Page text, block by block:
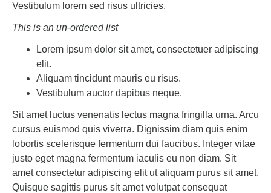
Vestibulum lorem sed risus ultricies.
This is an un-ordered list
Lorem ipsum dolor sit amet, consectetuer adipiscing
elit.
Aliquam tincidunt mauris eu risus.
Vestibulum auctor dapibus neque.
Sit amet luctus venenatis lectus magna fringilla urna. Arcu
cursus euismod quis viverra. Dignissim diam quis enim
lobortis scelerisque fermentum dui faucibus. Integer vitae
justo eget magna fermentum iaculis eu non diam. Sit
amet consectetur adipiscing elit ut aliquam purus sit amet.
Quisque sagittis purus sit amet volutpat consequat